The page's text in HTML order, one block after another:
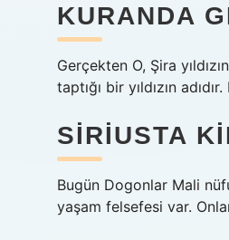
KURANDA
Gerçekten O, Şira
taptığı bir yıldızın
SIRIUSTA
Bugün Dogonlar Mali
yaşam felsefesi var.